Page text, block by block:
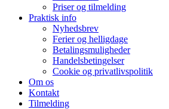
Priser og tilmelding
Praktisk info
Nyhedsbrev
Ferier og helligdage
Betalingsmuligheder
Handelsbetingelser
Cookie og privatlivspolitik
Om os
Kontakt
Tilmelding